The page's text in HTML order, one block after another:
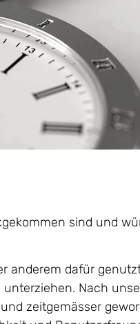
sind und
anderem dafür
Nach
zeitgemässer